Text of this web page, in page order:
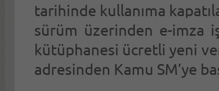
tarihinde kullanıma
sürüm üzerinden e-imza
kütüphanesi ücretli yeni
adresinden Kamu SM’ye